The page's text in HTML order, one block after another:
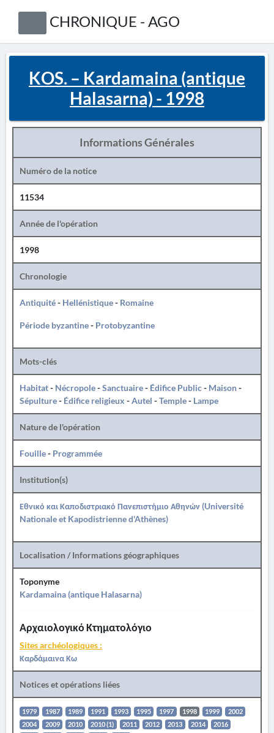
CHRONIQUE - AGO
KOS. – Kardamaina (antique
Halasarna) - 1998
Informations Générales
Numéro de la notice
11534
Année de l'opération
1998
Chronologie
Antiquité- Hellénistique- Romaine
Période byzantine- Protobyzantine
Mots-clés
Habitat- Nécropole-Sanctuaire- Édifice Public- Maison-
Sépulture- Édifice religieux -Autel -Temple- Lampe
Nature de l'opération
Fouille- Programmée
Institution(s)
Εθνικό και Καποδιστριακό Πανεπιστήμιο Αθηνών (Université
Nationale et Kapodistrienne d'Athènes)
Localisation / Informations géographiques
Toponyme
Kardamaina (antique Halasarna)
Αρχαιολογικό Κτηματολόγιο
Sites archéologiques :
Καρδάμαινα Κω
Notices et opérations liées
1979 1987 1989 1991 1993 1995 1997 1998 1999
2002
2004
2009 2010 2010 (1) 2011 2012 2013 2014
2016